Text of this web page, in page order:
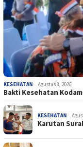
KESEHATAN Agustus 8, 2026
Bakti Kesehatan
KESEHATAN
Karutan